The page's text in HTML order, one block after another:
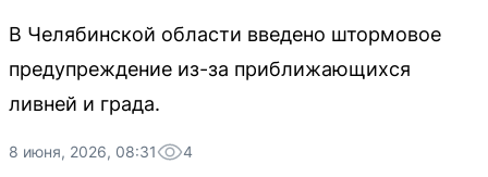
В Челябинской области введено штормовое
предупреждение из-за приближающихся
ливней и града.
8 июня, 2026, 08:31 4